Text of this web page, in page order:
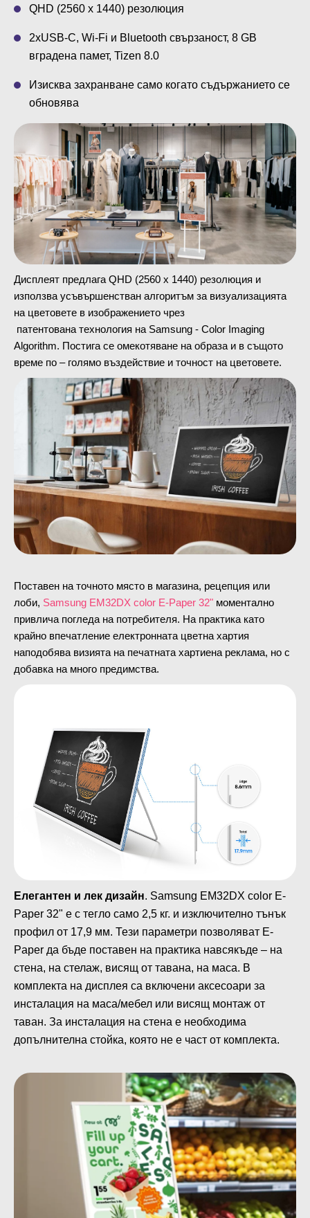
QHD (2560 x 1440) резолюция
2хUSB-C, Wi-Fi и Bluetooth свързаност, 8 GB
вградена памет, Tizen 8.0
Изисква захранване само когато съдържанието се
обновява
Дисплеят предлага QHD (2560 x 1440) резолюция и
използва усъвършенстван алгоритъм за визуализацията
на цветовете в изображението чрез
патентована технология на Samsung - Color Imaging
Algorithm. Постига се омекотяване на образа и в същото
време по – голямо въздействие и точност на цветовете.
Поставен на точното място в магазина, рецепция или
лоби, Samsung EM32DX color E-Paper 32" моментално
привлича погледа на потребителя. На практика като
крайно впечатление електронната цветна хартия
наподобява визията на печатната хартиена реклама, но с
добавка на много предимства.
Елегантен и лек дизайн. Samsung EM32DX color E-
Paper 32" е с тегло само 2,5 кг. и изключително тънък
профил от 17,9 мм. Тези параметри позволяват E-
Paper да бъде поставен на практика навсякъде – на
стена, на стелаж, висящ от тавана, на маса. В
комплекта на дисплея са включени аксесоари за
инсталация на маса/мебел или висящ монтаж от
таван. За инсталация на стена е необходима
допълнителна стойка, която не е част от комплекта.